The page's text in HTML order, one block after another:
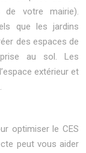
de votre mairie).
que les jardins
des espaces de
au sol. Les
extérieur et
optimiser le CES
peut vous aider